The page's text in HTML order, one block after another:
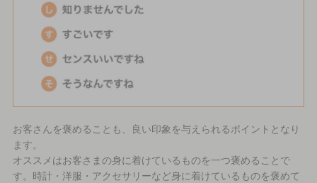
お客さんを褒めることも、良い印象を与えられるポイントとなり
ます。
オススメはお客さまの身に着けているものを一つ褒めることで
す。時計・洋服・アクセサリーなど身に着けているものを褒めて